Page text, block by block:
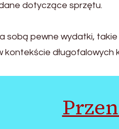
dotyczące sprzętu.
sobą pewne wydatki,
kontekście